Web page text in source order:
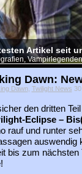
Artikel seit
Dawn:
Dawn, Twilight News
den dritten
Eclipse –
rauf und runter
auswendig
bis zum nächsten